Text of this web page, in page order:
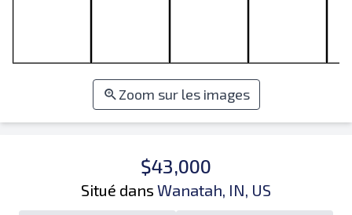
Zoom sur les images
$43,000
Situé dans Wanatah, IN, US